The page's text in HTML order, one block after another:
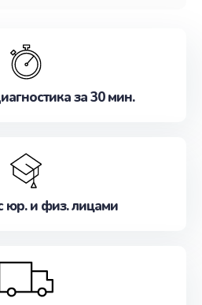
за 30 мин.
юр. и физ. лицами